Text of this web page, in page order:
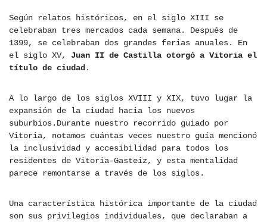
Según relatos históricos, en el siglo XIII se
celebraban tres mercados cada semana. Después de
1399, se celebraban dos grandes ferias anuales. En
el siglo XV, Juan II de Castilla otorgó a Vitoria el
título de ciudad.
A lo largo de los siglos XVIII y XIX, tuvo lugar la
expansión de la ciudad hacia los nuevos
suburbios.Durante nuestro recorrido guiado por
Vitoria, notamos cuántas veces nuestro guía mencionó
la inclusividad y accesibilidad para todos los
residentes de Vitoria-Gasteiz, y esta mentalidad
parece remontarse a través de los siglos.
Una característica histórica importante de la ciudad
son sus privilegios individuales, que declaraban a